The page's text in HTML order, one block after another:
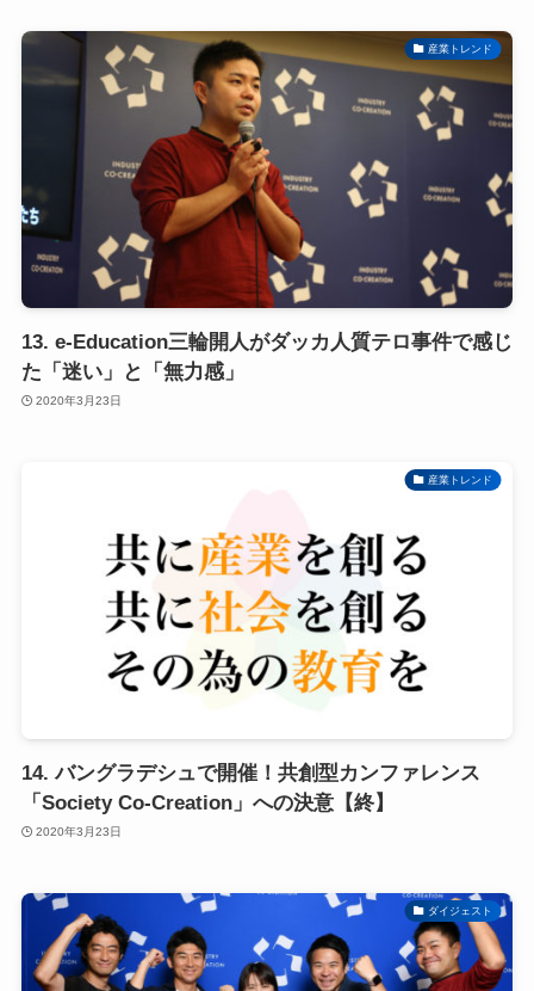
産業トレンド
13. e-Education三輪開人がダッカ人質テロ事件で感じ
た「迷い」と「無力感」
2020年3月23日
産業トレンド
14. バングラデシュで開催！共創型カンファレンス
「Society Co-Creation」への決意【終】
2020年3月23日
ダイジェスト